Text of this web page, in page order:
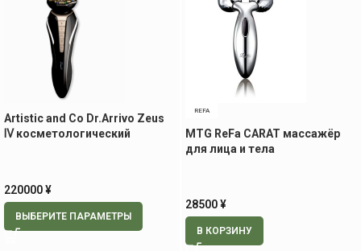
Artistic and Co Dr.Arrivo Zeus
Ⅳ косметологический
220000¥
ВЫБЕРИТЕ ПАРАМЕТРЫ
REFA
MTG ReFa CARAT массажёр
для лица и тела
28500¥
В КОРЗИНУ